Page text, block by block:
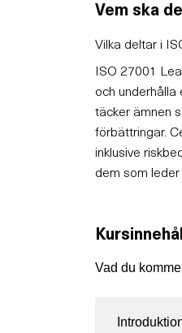
Vem ska
Vilka deltar i
ISO 27001
och
täcker ämnen
förbättringar.
inklusive
dem som
Vad du